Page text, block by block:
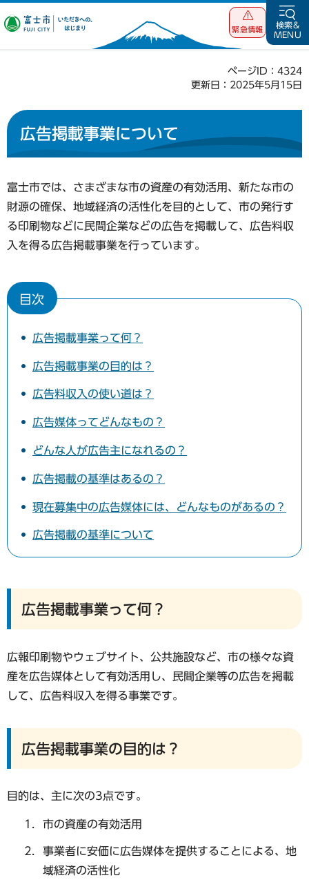
富士市 いただ
緊急情報
検索&
MENU
ページID：4324
更新日：2025年5月15日
広告掲載事業について
富士市では、さまざまな市の資産の有効活用、新たな市の
財源の確保、地域経済の活性化を目的として、市の発行す
る印刷物などに民間企業などの広告を掲載して、広告料収
入を得る広告掲載事業を行っています。
目次
広告掲載事業って何？
広告掲載事業の目的は？
広告料収入の使い道は？
広告媒体ってどんなもの？
どんな人が広告主になれるの？
広告掲載の基準はあるの？
現在募集中の広告媒体には、どんなものがあるの？
広告掲載の基準について
広告掲載事業って何？
広報印刷物やウェブサイト、公共施設など、市の様々な資
産を広告媒体として有効活用し、民間企業等の広告を掲載
して、広告料収入を得る事業です。
広告掲載事業の目的は？
目的は、主に次の3点です。
市の資産の有効活用
事業者に安価に広告媒体を提供することによる、地
域経済の活性化